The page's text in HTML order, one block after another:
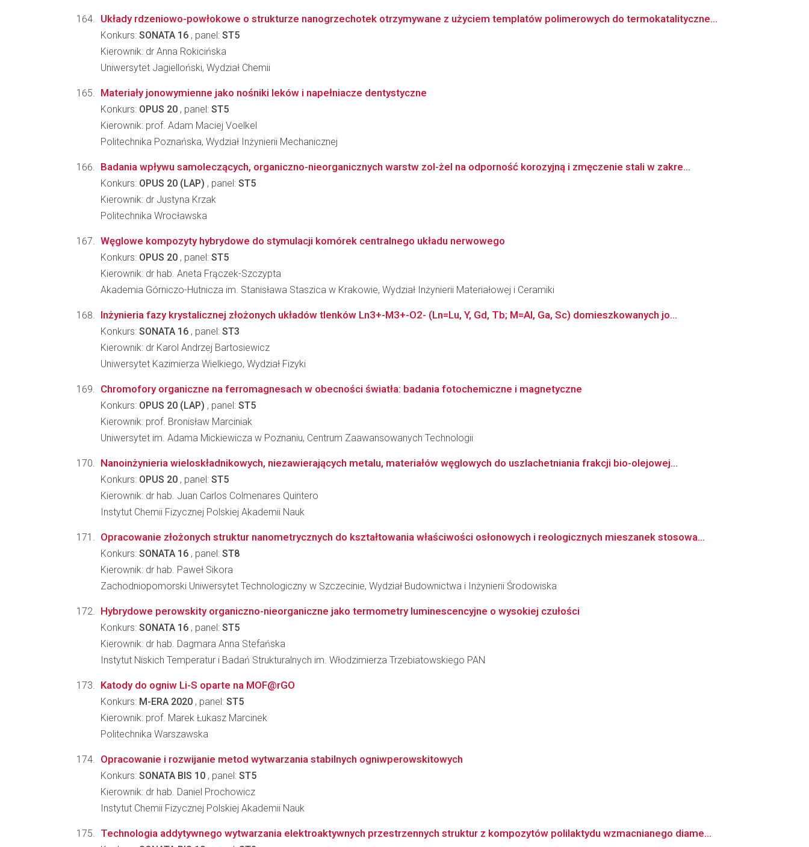
Układy rdzeniowo-powłokowe o strukturze nanogrzechotek otrzymywane z użyciem templatów polimerowych do termokatalityczne...
Konkurs: SONATA 16 , panel: ST5
Kierownik: dr Anna Rokicińska
Uniwersytet Jagielloński, Wydział Chemii
Materiały jonowymienne jako nośniki leków i napełniacze dentystyczne
Konkurs: OPUS 20 , panel: ST5
Kierownik: prof. Adam Maciej Voelkel
Politechnika Poznańska, Wydział Inżynierii Mechanicznej
Badania wpływu samoleczących, organiczno-nieorganicznych warstw zol-żel na odporność korozyjną i zmęczenie stali w zakre...
Konkurs: OPUS 20 (LAP) , panel: ST5
Kierownik: dr Justyna Krzak
Politechnika Wrocławska
Węglowe kompozyty hybrydowe do stymulacji komórek centralnego układu nerwowego
Konkurs: OPUS 20 , panel: ST5
Kierownik: dr hab. Aneta Frączek-Szczypta
Akademia Górniczo-Hutnicza im. Stanisława Staszica w Krakowie, Wydział Inżynierii Materiałowej i Ceramiki
Inżynieria fazy krystalicznej złożonych układów tlenków Ln3+-M3+-O2- (Ln=Lu, Y, Gd, Tb; M=Al, Ga, Sc) domieszkowanych jo...
Konkurs: SONATA 16 , panel: ST3
Kierownik: dr Karol Andrzej Bartosiewicz
Uniwersytet Kazimierza Wielkiego, Wydział Fizyki
Chromofory organiczne na ferromagnesach w obecności światła: badania fotochemiczne i magnetyczne
Konkurs: OPUS 20 (LAP) , panel: ST5
Kierownik: prof. Bronisław Marciniak
Uniwersytet im. Adama Mickiewicza w Poznaniu, Centrum Zaawansowanych Technologii
Nanoinżynieria wieloskładnikowych, niezawierających metalu, materiałów węglowych do uszlachetniania frakcji bio-olejowej...
Konkurs: OPUS 20 , panel: ST5
Kierownik: dr hab. Juan Carlos Colmenares Quintero
Instytut Chemii Fizycznej Polskiej Akademii Nauk
Opracowanie złożonych struktur nanometrycznych do kształtowania właściwości osłonowych i reologicznych mieszanek stosowa...
Konkurs: SONATA 16 , panel: ST8
Kierownik: dr hab. Paweł Sikora
Zachodniopomorski Uniwersytet Technologiczny w Szczecinie, Wydział Budownictwa i Inżynierii Środowiska
Hybrydowe perowskity organiczno-nieorganiczne jako termometry luminescencyjne o wysokiej czułości
Konkurs: SONATA 16 , panel: ST5
Kierownik: dr hab. Dagmara Anna Stefańska
Instytut Niskich Temperatur i Badań Strukturalnych im. Włodzimierza Trzebiatowskiego PAN
Katody do ogniw Li-S oparte na MOF@rGO
Konkurs: M-ERA 2020 , panel: ST5
Kierownik: prof. Marek Łukasz Marcinek
Politechnika Warszawska
Opracowanie i rozwijanie metod wytwarzania stabilnych ogniwperowskitowych
Konkurs: SONATA BIS 10 , panel: ST5
Kierownik: dr hab. Daniel Prochowicz
Instytut Chemii Fizycznej Polskiej Akademii Nauk
Technologia addytywnego wytwarzania elektroaktywnych przestrzennych struktur z kompozytów polilaktydu wzmacnianego diame...